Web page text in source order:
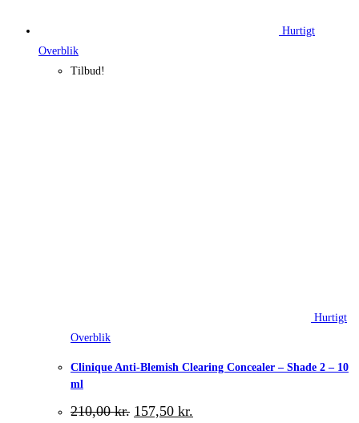
Hurtigt
Overblik
Tilbud!
Hurtigt
Overblik
Clinique Anti-Blemish Clearing Concealer – Shade 2 – 10
ml
210,00kr. Den
157,50 kr.